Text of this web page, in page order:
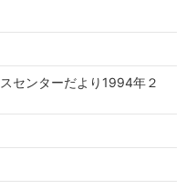
センターだより1994年２